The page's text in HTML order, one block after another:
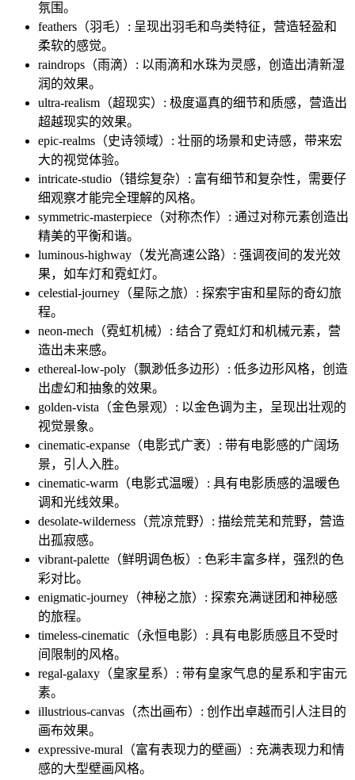
氛围。
feathers（羽毛）: 呈现出羽毛和鸟类特征，营造轻盈和
柔软的感觉。
raindrops（雨滴）: 以雨滴和水珠为灵感，创造出清新湿
润的效果。
ultra-realism（超现实）: 极度逼真的细节和质感，营造出
超越现实的效果。
epic-realms（史诗领域）: 壮丽的场景和史诗感，带来宏
大的视觉体验。
intricate-studio（错综复杂）: 富有细节和复杂性，需要仔
细观察才能完全理解的风格。
symmetric-masterpiece（对称杰作）: 通过对称元素创造出
精美的平衡和谐。
luminous-highway（发光高速公路）: 强调夜间的发光效
果，如车灯和霓虹灯。
celestial-journey（星际之旅）: 探索宇宙和星际的奇幻旅
程。
neon-mech（霓虹机械）: 结合了霓虹灯和机械元素，营
造出未来感。
ethereal-low-poly（飘渺低多边形）: 低多边形风格，创造
出虚幻和抽象的效果。
golden-vista（金色景观）: 以金色调为主，呈现出壮观的
视觉景象。
cinematic-expanse（电影式广袤）: 带有电影感的广阔场
景，引人入胜。
cinematic-warm（电影式温暖）: 具有电影质感的温暖色
调和光线效果。
desolate-wilderness（荒凉荒野）: 描绘荒芜和荒野，营造
出孤寂感。
vibrant-palette（鲜明调色板）: 色彩丰富多样，强烈的色
彩对比。
enigmatic-journey（神秘之旅）: 探索充满谜团和神秘感
的旅程。
timeless-cinematic（永恒电影）: 具有电影质感且不受时
间限制的风格。
regal-galaxy（皇家星系）: 带有皇家气息的星系和宇宙元
素。
illustrious-canvas（杰出画布）: 创作出卓越而引人注目的
画布效果。
expressive-mural（富有表现力的壁画）: 充满表现力和情
感的大型壁画风格。